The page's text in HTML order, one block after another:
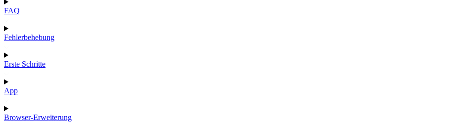
FAQ
Fehlerbehebung
Erste Schritte
App
Browser-Erweiterung